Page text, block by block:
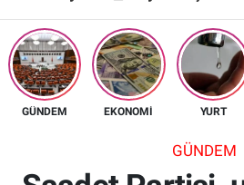
GÜNDEM EKONOMİ YURT
GÜNDEM
TV 5 Ekranı ve Arşiv